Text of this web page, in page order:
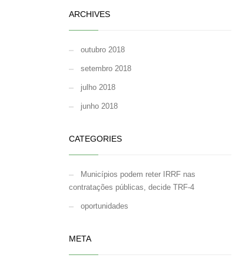
ARCHIVES
outubro 2018
setembro 2018
julho 2018
junho 2018
CATEGORIES
Municípios podem reter IRRF nas
contratações públicas, decide TRF-4
oportunidades
META